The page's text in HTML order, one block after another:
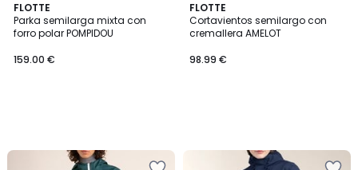
FLOTTE
Parka semilarga mixta con
forro polar POMPIDOU
159.00 €
FLOTTE
Cortavientos semilargo con
cremallera AMELOT
98.99 €